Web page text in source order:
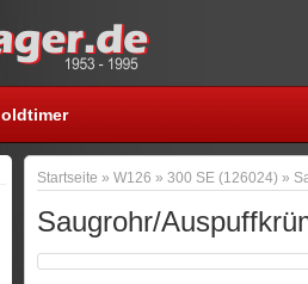
oldtimer
Startseite » W126 » 300 SE (126024) »
Saugrohr/